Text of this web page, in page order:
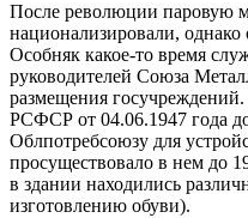
После революции паровую
национализировали,
Особняк какое-то время
руководителей Союза
размещения
РСФСР от 04.06.1947 года
Облпотребсоюзу для
просуществовало в нем до
в здании находились
изготовлению обуви).